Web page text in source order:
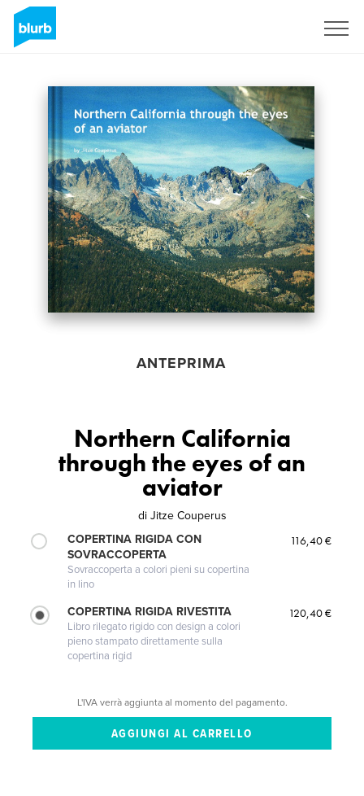
ANTEPRIMA
Northern California
through the eyes of an
aviator
di Jitze Couperus
COPERTINA RIGIDA CON
SOVRACCOPERTA
Sovraccoperta a colori pieni su copertina
in lino
116,40 €
COPERTINA RIGIDA RIVESTITA
Libro rilegato rigido con design a colori
pieno stampato direttamente sulla
copertina rigid
120,40 €
L'IVA verrà aggiunta al momento del pagamento.